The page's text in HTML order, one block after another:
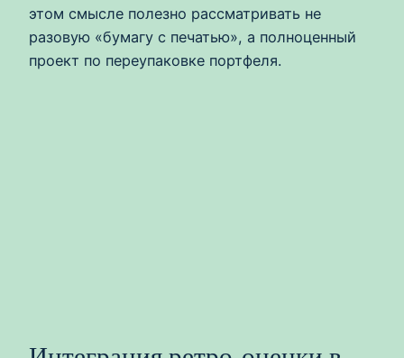
этом смысле полезно рассматривать не
разовую «бумагу с печатью», а полноценный
проект по переупаковке портфеля.